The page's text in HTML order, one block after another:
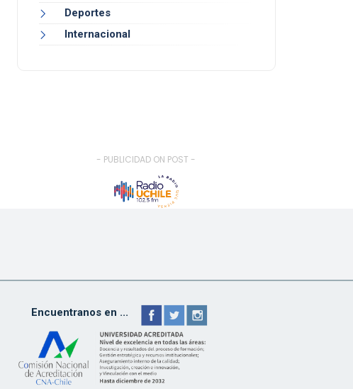
Deportes
Internacional
- PUBLICIDAD ON POST -
Encuentranos en ...